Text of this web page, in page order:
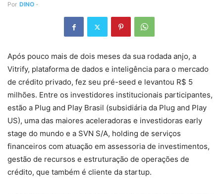
Por DINO -
Após pouco mais de dois meses da sua rodada anjo, a
Vitrify, plataforma de dados e inteligência para o mercado
de crédito privado, fez seu pré-seed e levantou R$ 5
milhões. Entre os investidores institucionais participantes,
estão a Plug and Play Brasil (subsidiária da Plug and Play
US), uma das maiores aceleradoras e investidoras early
stage do mundo e a SVN S/A, holding de serviços
financeiros com atuação em assessoria de investimentos,
gestão de recursos e estruturação de operações de
crédito, que também é cliente da startup.